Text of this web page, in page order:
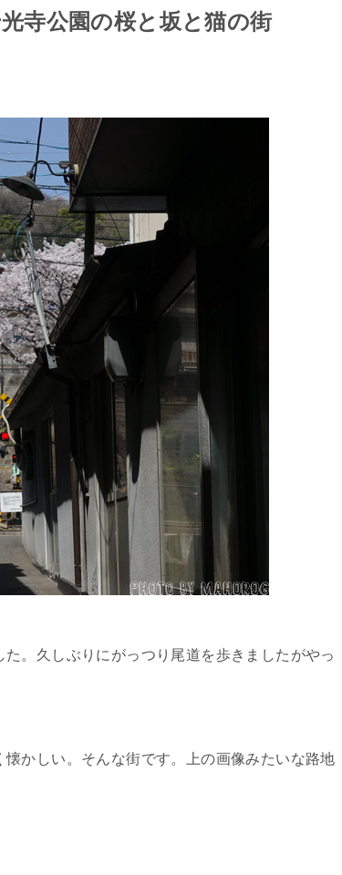
寺公園の桜と坂と猫の街
。久しぶりにがっつり尾道を歩きましたがやっ
かしい。そんな街です。上の画像みたいな路地